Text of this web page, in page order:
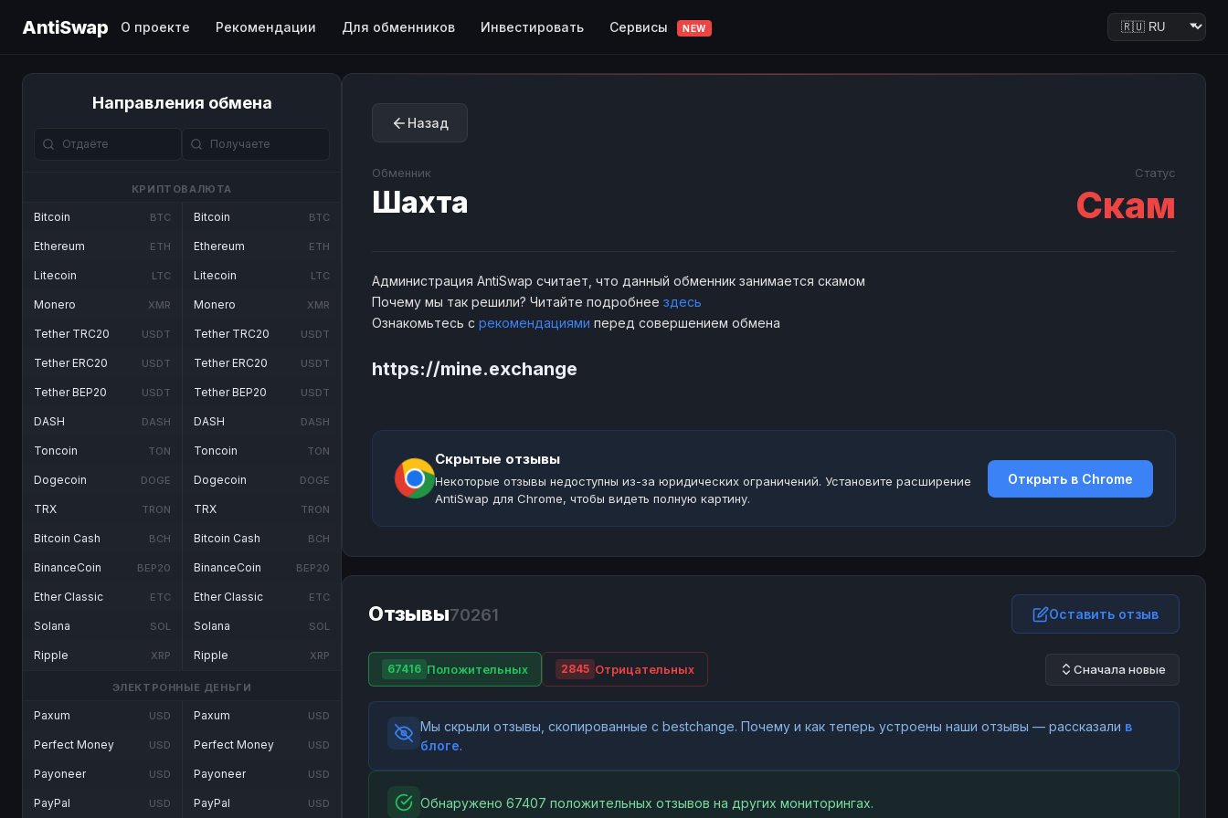
AntiSwap О проекте Рекомендации Для обменников Инвестировать Сервисы NEW
Направления обмена
КРИПТОВАЛЮТА
Bitcoin BTC
Ethereum ETH
Litecoin LTC
Monero XMR
Tether TRC20 USDT
Tether ERC20 USDT
Tether BEP20 USDT
DASH DASH
Toncoin TON
Dogecoin DOGE
TRX TRON
Bitcoin Cash BCH
BinanceCoin BEP20
Ether Classic ETC
Solana SOL
Ripple XRP
Bitcoin BTC
Ethereum ETH
Litecoin LTC
Monero XMR
Tether TRC20 USDT
Tether ERC20 USDT
Tether BEP20 USDT
DASH DASH
Toncoin TON
Dogecoin DOGE
TRX TRON
Bitcoin Cash BCH
BinanceCoin BEP20
Ether Classic ETC
Solana SOL
Ripple XRP
ЭЛЕКТРОННЫЕ ДЕНЬГИ
Paxum USD
Perfect Money USD
Payoneer USD
PayPal USD
Paxum USD
Perfect Money USD
Payoneer USD
PayPal USD
Назад
Обменник
Шахта
Статус
Скам
Администрация AntiSwap считает, что данный обменник занимается скамом
Почему мы так решили? Читайте подробнее здесь
Ознакомьтесь с рекомендациями перед совершением обмена
https://mine.exchange
Скрытые отзывы
Некоторые отзывы недоступны из-за юридических ограничений. Установите расширение
AntiSwap для Chrome, чтобы видеть полную картину.
Открыть в Chrome
Отзывы70261 Оставить отзыв
67416 Положительных 2845 Отрицательных Сначала новые
Мы скрыли отзывы, скопированные с bestchange. Почему и как теперь устроены наши отзывы — рассказали в
блоге.
Обнаружено 67407 положительных отзывов на других мониторингах.